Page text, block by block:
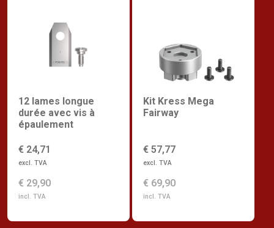
12 lames longue
durée avec vis à
épaulement
€ 24,71
excl. TVA
€ 29,90
incl. TVA
Kit Kress Mega
Fairway
€ 57,77
excl. TVA
€ 69,90
incl. TVA